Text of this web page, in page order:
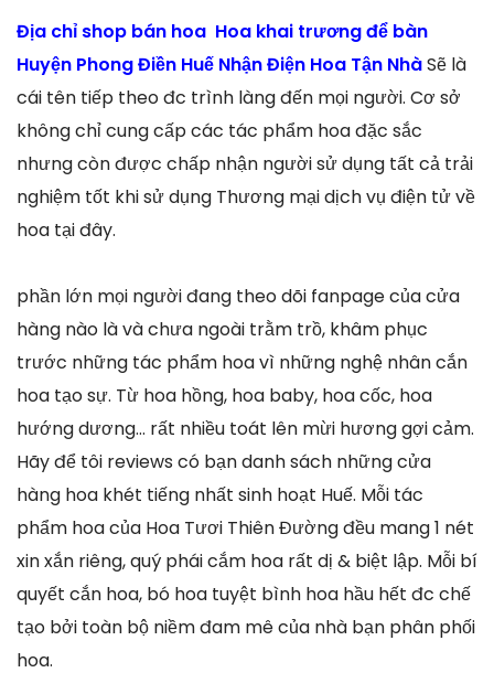
Địa chỉ shop bán hoa Hoa khai trương để bàn
Huyện Phong Điền Huế Nhận Điện Hoa Tận NhàSẽ là
cái tên tiếp theo đc trình làng đến mọi người. Cơ sở
không chỉ cung cấp các tác phẩm hoa đặc sắc
nhưng còn được chấp nhận người sử dụng tất cả trải
nghiệm tốt khi sử dụng Thương mại dịch vụ điện tử về
hoa tại đây.
phần lớn mọi người đang theo dõi fanpage của cửa
hàng nào là và chưa ngoài trằm trồ, khâm phục
trước những tác phẩm hoa vì những nghệ nhân cắn
hoa tạo sự. Từ hoa hồng, hoa baby, hoa cốc, hoa
hướng dương… rất nhiều toát lên mừi hương gợi cảm.
Hãy để tôi reviews có bạn danh sách những cửa
hàng hoa khét tiếng nhất sinh hoạt Huế. Mỗi tác
phẩm hoa của Hoa Tươi Thiên Đường đều mang 1 nét
xin xắn riêng, quý phái cắm hoa rất dị & biệt lập. Mỗi bí
quyết cắn hoa, bó hoa tuyệt bình hoa hầu hết đc chế
tạo bởi toàn bộ niềm đam mê của nhà bạn phân phối
hoa.